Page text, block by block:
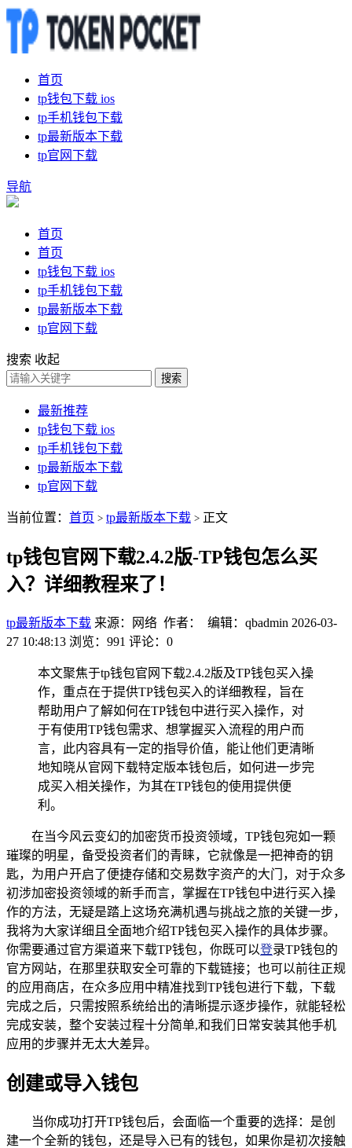
首页
tp钱包下载 ios
tp手机钱包下载
tp最新版本下载
tp官网下载
导航
首页
首页
tp钱包下载 ios
tp手机钱包下载
tp最新版本下载
tp官网下载
搜索 收起
搜索
最新推荐
tp钱包下载 ios
tp手机钱包下载
tp最新版本下载
tp官网下载
当前位置： 首页 > tp最新版本下载 > 正文
tp钱包官网下载2.4.2版-TP钱包怎么买
入？详细教程来了！
tp最新版本下载 来源：网络 作者： 编辑：qbadmin 2026-03-
27 10:48:13 浏览：991 评论：0
本文聚焦于tp钱包官网下载2.4.2版及TP钱包买入操
作，重点在于提供TP钱包买入的详细教程，旨在
帮助用户了解如何在TP钱包中进行买入操作，对
于有使用TP钱包需求、想掌握买入流程的用户而
言，此内容具有一定的指导价值，能让他们更清晰
地知晓从官网下载特定版本钱包后，如何进一步完
成买入相关操作，为其在TP钱包的使用提供便
利。
在当今风云变幻的加密货币投资领域，TP钱包宛如一颗
璀璨的明星，备受投资者们的青睐，它就像是一把神奇的钥
匙，为用户开启了便捷存储和交易数字资产的大门，对于众多
初涉加密投资领域的新手而言，掌握在TP钱包中进行买入操
作的方法，无疑是踏上这场充满机遇与挑战之旅的关键一步，
我将为大家详细且全面地介绍TP钱包买入操作的具体步骤。
你需要通过官方渠道来下载TP钱包，你既可以登录TP钱包的
官方网站，在那里获取安全可靠的下载链接；也可以前往正规
的应用商店，在众多应用中精准找到TP钱包进行下载，下载
完成之后，只需按照系统给出的清晰提示逐步操作，就能轻松
完成安装，整个安装过程十分简单,和我们日常安装其他手机
应用的步骤并无太大差异。
创建或导入钱包
当你成功打开TP钱包后，会面临一个重要的选择：是创
建一个全新的钱包，还是导入已有的钱包，如果你是初次接触